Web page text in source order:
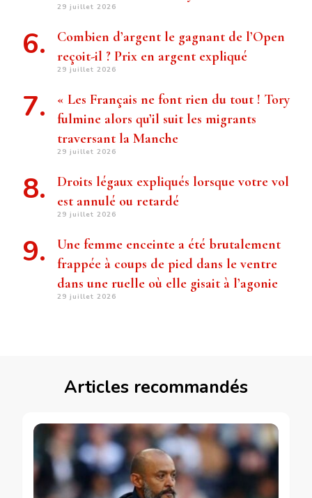
29 juillet 2026
Combien d’argent le gagnant de l’Open
reçoit-il ? Prix ​​en argent expliqué
29 juillet 2026
« Les Français ne font rien du tout ! Tory
fulmine alors qu’il suit les migrants
traversant la Manche
29 juillet 2026
Droits légaux expliqués lorsque votre vol
est annulé ou retardé
29 juillet 2026
Une femme enceinte a été brutalement
frappée à coups de pied dans le ventre
dans une ruelle où elle gisait à l’agonie
29 juillet 2026
Articles recommandés